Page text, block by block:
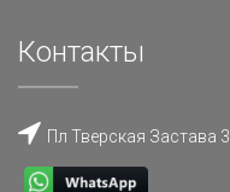
Контакты
Пл Тверская Застава 3